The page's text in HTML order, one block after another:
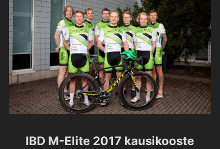
IBD M-Elite 2017 kausikooste